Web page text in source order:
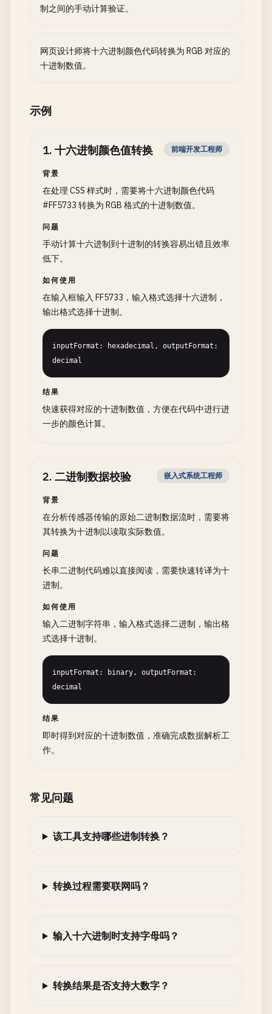
制之间的手动计算验证。
网页设计师将十六进制颜色代码转换为 RGB 对应的
十进制数值。
示例
1. 十六进制颜色值转换 前端开发工程师
背景
在处理 CSS 样式时，需要将十六进制颜色代码
#FF5733 转换为 RGB 格式的十进制数值。
问题
手动计算十六进制到十进制的转换容易出错且效率
低下。
如何使用
在输入框输入 FF5733，输入格式选择十六进制，
输出格式选择十进制。
inputFormat: hexadecimal, outputFormat:
decimal
结果
快速获得对应的十进制数值，方便在代码中进行进
一步的颜色计算。
2. 二进制数据校验 嵌入式系统工程师
背景
在分析传感器传输的原始二进制数据流时，需要将
其转换为十进制以读取实际数值。
问题
长串二进制代码难以直接阅读，需要快速转译为十
进制。
如何使用
输入二进制字符串，输入格式选择二进制，输出格
式选择十进制。
inputFormat: binary, outputFormat:
decimal
结果
即时得到对应的十进制数值，准确完成数据解析工
作。
常见问题
该工具支持哪些进制转换？
转换过程需要联网吗？
输入十六进制时支持字母吗？
转换结果是否支持大数字？